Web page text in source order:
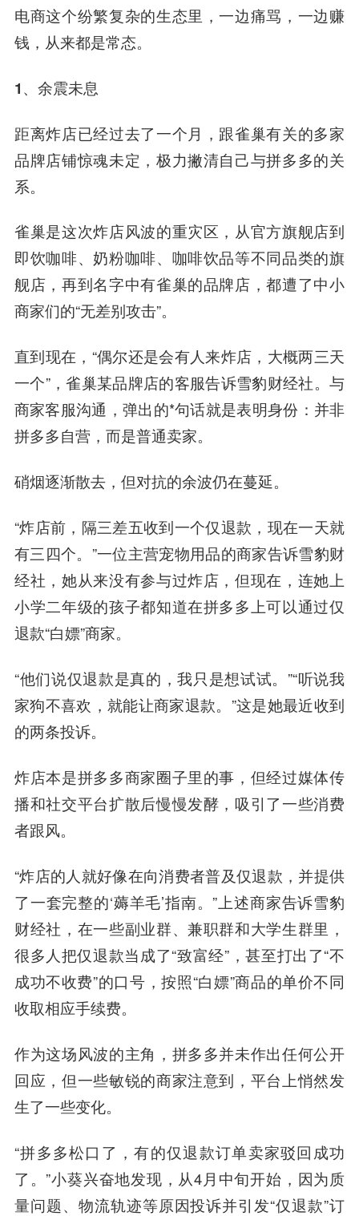
电商这个纷繁复杂的生态里，一边痛骂，一边赚
钱，从来都是常态。
1、余震未息
距离炸店已经过去了一个月，跟雀巢有关的多家
品牌店铺惊魂未定，极力撇清自己与拼多多的关
系。
雀巢是这次炸店风波的重灾区，从官方旗舰店到
即饮咖啡、奶粉咖啡、咖啡饮品等不同品类的旗
舰店，再到名字中有雀巢的品牌店，都遭了中小
商家们的“无差别攻击”。
直到现在，“偶尔还是会有人来炸店，大概两三天
一个”，雀巢某品牌店的客服告诉雪豹财经社。与
商家客服沟通，弹出的*句话就是表明身份：并非
拼多多自营，而是普通卖家。
硝烟逐渐散去，但对抗的余波仍在蔓延。
“炸店前，隔三差五收到一个仅退款，现在一天就
有三四个。”一位主营宠物用品的商家告诉雪豹财
经社，她从来没有参与过炸店，但现在，连她上
小学二年级的孩子都知道在拼多多上可以通过仅
退款“白嫖”商家。
“他们说仅退款是真的，我只是想试试。”“听说我
家狗不喜欢，就能让商家退款。”这是她最近收到
的两条投诉。
炸店本是拼多多商家圈子里的事，但经过媒体传
播和社交平台扩散后慢慢发酵，吸引了一些消费
者跟风。
“炸店的人就好像在向消费者普及仅退款，并提供
了一套完整的‘薅羊毛’指南。”上述商家告诉雪豹
财经社，在一些副业群、兼职群和大学生群里，
很多人把仅退款当成了“致富经”，甚至打出了“不
成功不收费”的口号，按照“白嫖”商品的单价不同
收取相应手续费。
作为这场风波的主角，拼多多并未作出任何公开
回应，但一些敏锐的商家注意到，平台上悄然发
生了一些变化。
“拼多多松口了，有的仅退款订单卖家驳回成功
了。”小葵兴奋地发现，从4月中旬开始，因为质
量问题、物流轨迹等原因投诉并引发“仅退款”订